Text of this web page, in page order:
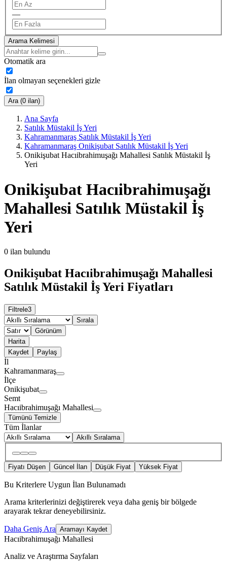
—
Arama Kelimesi
Otomatik ara
İlan olmayan seçenekleri gizle
Ara (0 ilan)
Ana Sayfa
Satılık Müstakil İş Yeri
Kahramanmaraş Satılık Müstakil İş Yeri
Kahramanmaraş Onikişubat Satılık Müstakil İş Yeri
Onikişubat Hacıibrahimuşağı Mahallesi Satılık Müstakil İş
Yeri
Onikişubat Hacıibrahimuşağı
Mahallesi Satılık Müstakil İş
Yeri
0 ilan bulundu
Onikişubat Hacıibrahimuşağı Mahallesi
Satılık Müstakil İş Yeri Fiyatları
Filtrele3
Sırala
Görünüm
Harita
Kaydet
Paylaş
İl
Kahramanmaraş
İlçe
Onikişubat
Semt
Hacıibrahimuşağı Mahallesi
Tümünü Temizle
Tüm İlanlar
Akıllı Sıralama
Fiyatı Düşen Güncel İlan Düşük Fiyat Yüksek Fiyat
Bu Kriterlere Uygun İlan Bulunamadı
Arama kriterlerinizi değiştirerek veya daha geniş bir bölgede
arayarak tekrar deneyebilirsiniz.
Daha Geniş Ara Aramayı Kaydet
Hacıibrahimuşağı Mahallesi
Analiz ve Araştırma Sayfaları